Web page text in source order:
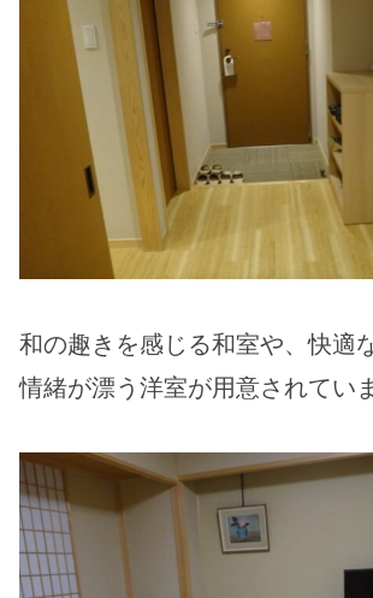
和の趣きを感じる和室や、快適
情緒が漂う洋室が用意されてい